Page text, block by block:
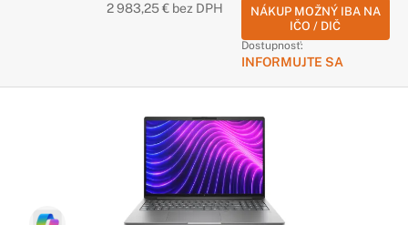
2 983,25 € bez DPH
NÁKUP MOŽNÝ IBA NA
IČO / DIČ
Dostupnosť:
INFORMUJTE SA